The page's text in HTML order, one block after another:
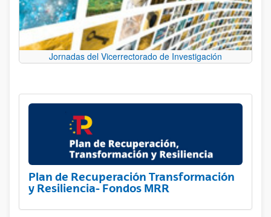
Jornadas del Vicerrectorado de Investigación
Plan de Recuperación Transformación
y Resiliencia- Fondos MRR